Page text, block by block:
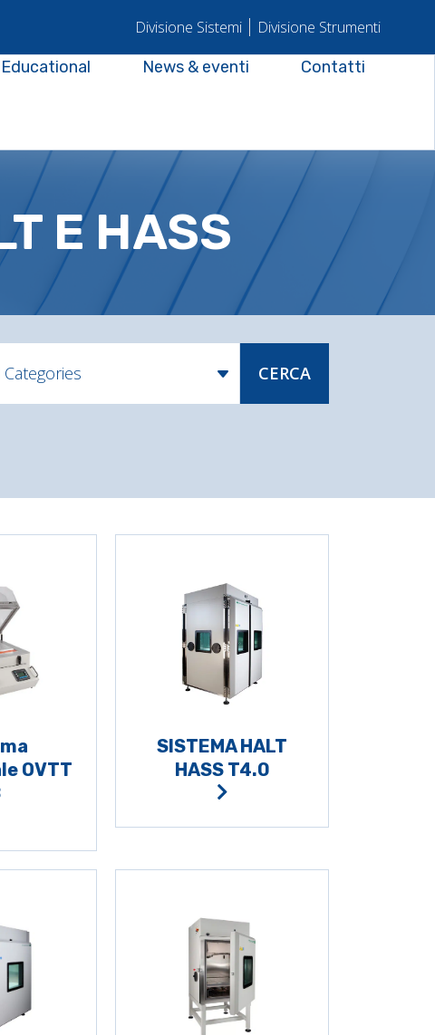
Divisione Sistemi
Divisione Strumenti
Educational News & eventi Contatti
E HASS
CERCA
OVTT
SISTEMA HALT
HASS T4.0